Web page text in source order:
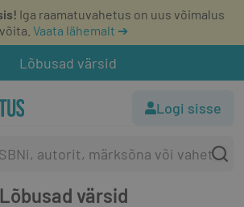
Iga raamatuvahetus on uus võimalus
võita. Vaata lähemalt ➔
Lõbusad värsid
Logi sisse
Lõbusad värsid